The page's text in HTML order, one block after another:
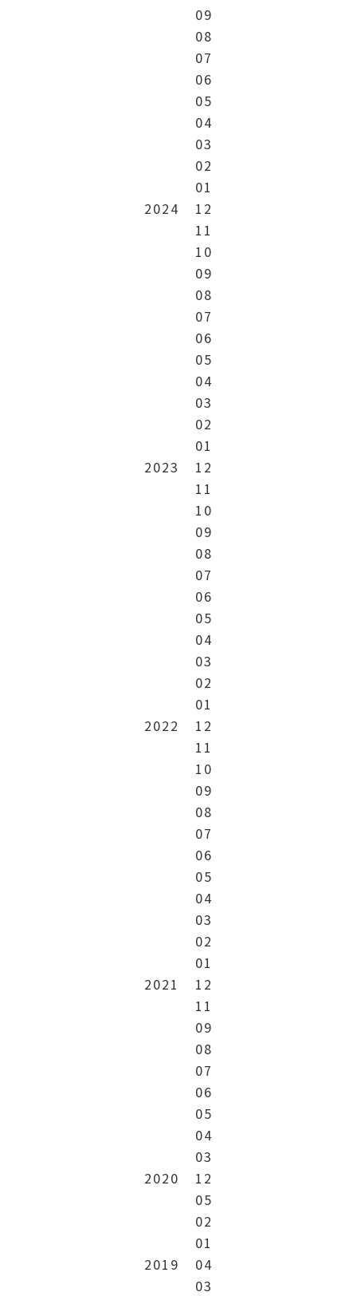
09
08
07
06
05
04
03
02
01
2024
12
11
10
09
08
07
06
05
04
03
02
01
2023
12
11
10
09
08
07
06
05
04
03
02
01
2022
12
11
10
09
08
07
06
05
04
03
02
01
2021
12
11
09
08
07
06
05
04
03
2020
12
05
02
01
2019
04
03